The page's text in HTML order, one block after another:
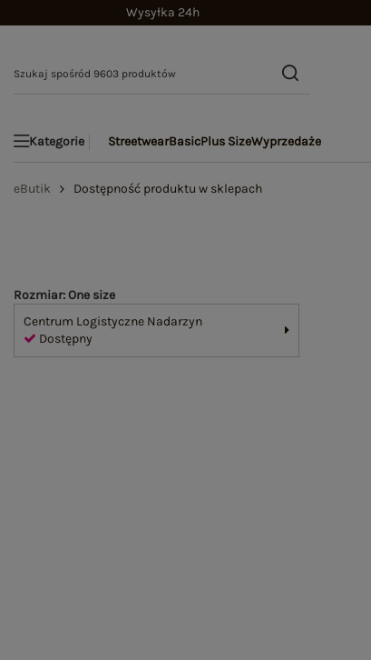
Wysyłka 24h
Kategorie StreetwearBasicPlus SizeWyprzedaże
eButik Dostępność produktu w sklepach
Rozmiar: One size
Centrum Logistyczne Nadarzyn
Dostępny